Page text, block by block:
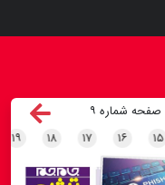
صفحه شماره ۹
۱۵ ۱۶ ۱۷ ۱۸ ۱۹